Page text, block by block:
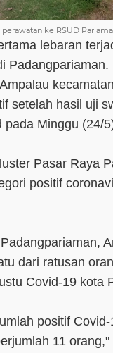
ke RSUD
lebaran
setelah hasil uji
pada Minggu (24/
Pasar Raya
positif
dari ratusan
Covid-19 kota
positif Covid-
11